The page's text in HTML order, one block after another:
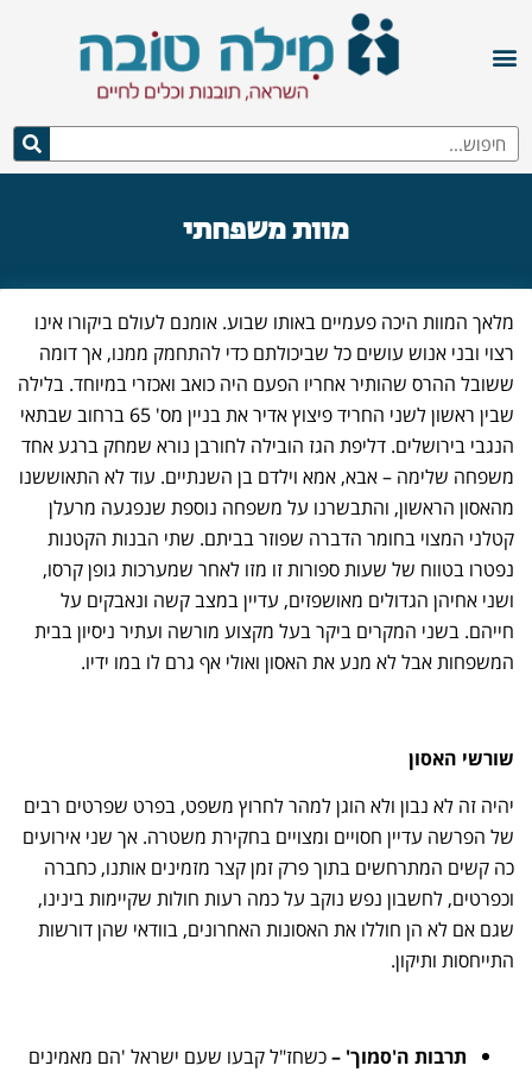
מוות משפחתי
מלאך המוות היכה פעמיים באותו שבוע. אומנם לעולם ביקורו אינו
רצוי ובני אנוש עושים כל שביכולתם כדי להתחמק ממנו, אך דומה
ששובל ההרס שהותיר אחריו הפעם היה כואב ואכזרי במיוחד. בלילה
שבין ראשון לשני החריד פיצוץ אדיר את בניין מס' 65 ברחוב שבתאי
הנגבי בירושלים. דליפת הגז הובילה לחורבן נורא שמחק ברגע אחד
משפחה שלימה – אבא, אמא וילדם בן השנתיים. עוד לא התאוששנו
מהאסון הראשון, והתבשרנו על משפחה נוספת שנפגעה מרעלן
קטלני המצוי בחומר הדברה שפוזר בביתם. שתי הבנות הקטנות
נפטרו בטווח של שעות ספורות זו מזו לאחר שמערכות גופן קרסו,
ושני אחיהן הגדולים מאושפזים, עדיין במצב קשה ונאבקים על
חייהם. בשני המקרים ביקר בעל מקצוע מורשה ועתיר ניסיון בבית
המשפחות אבל לא מנע את האסון ואולי אף גרם לו במו ידיו.
שורשי האסון
יהיה זה לא נבון ולא הוגן למהר לחרוץ משפט, בפרט שפרטים רבים
של הפרשה עדיין חסויים ומצויים בחקירת משטרה. אך שני אירועים
כה קשים המתרחשים בתוך פרק זמן קצר מזמינים אותנו, כחברה
וכפרטים, לחשבון נפש נוקב על כמה רעות חולות שקיימות בינינו,
שגם אם לא הן חוללו את האסונות האחרונים, בוודאי שהן דורשות
התייחסות ותיקון.
תרבות ה'סמוך' –כשחז"ל קבעו שעם ישראל 'הם מאמינים